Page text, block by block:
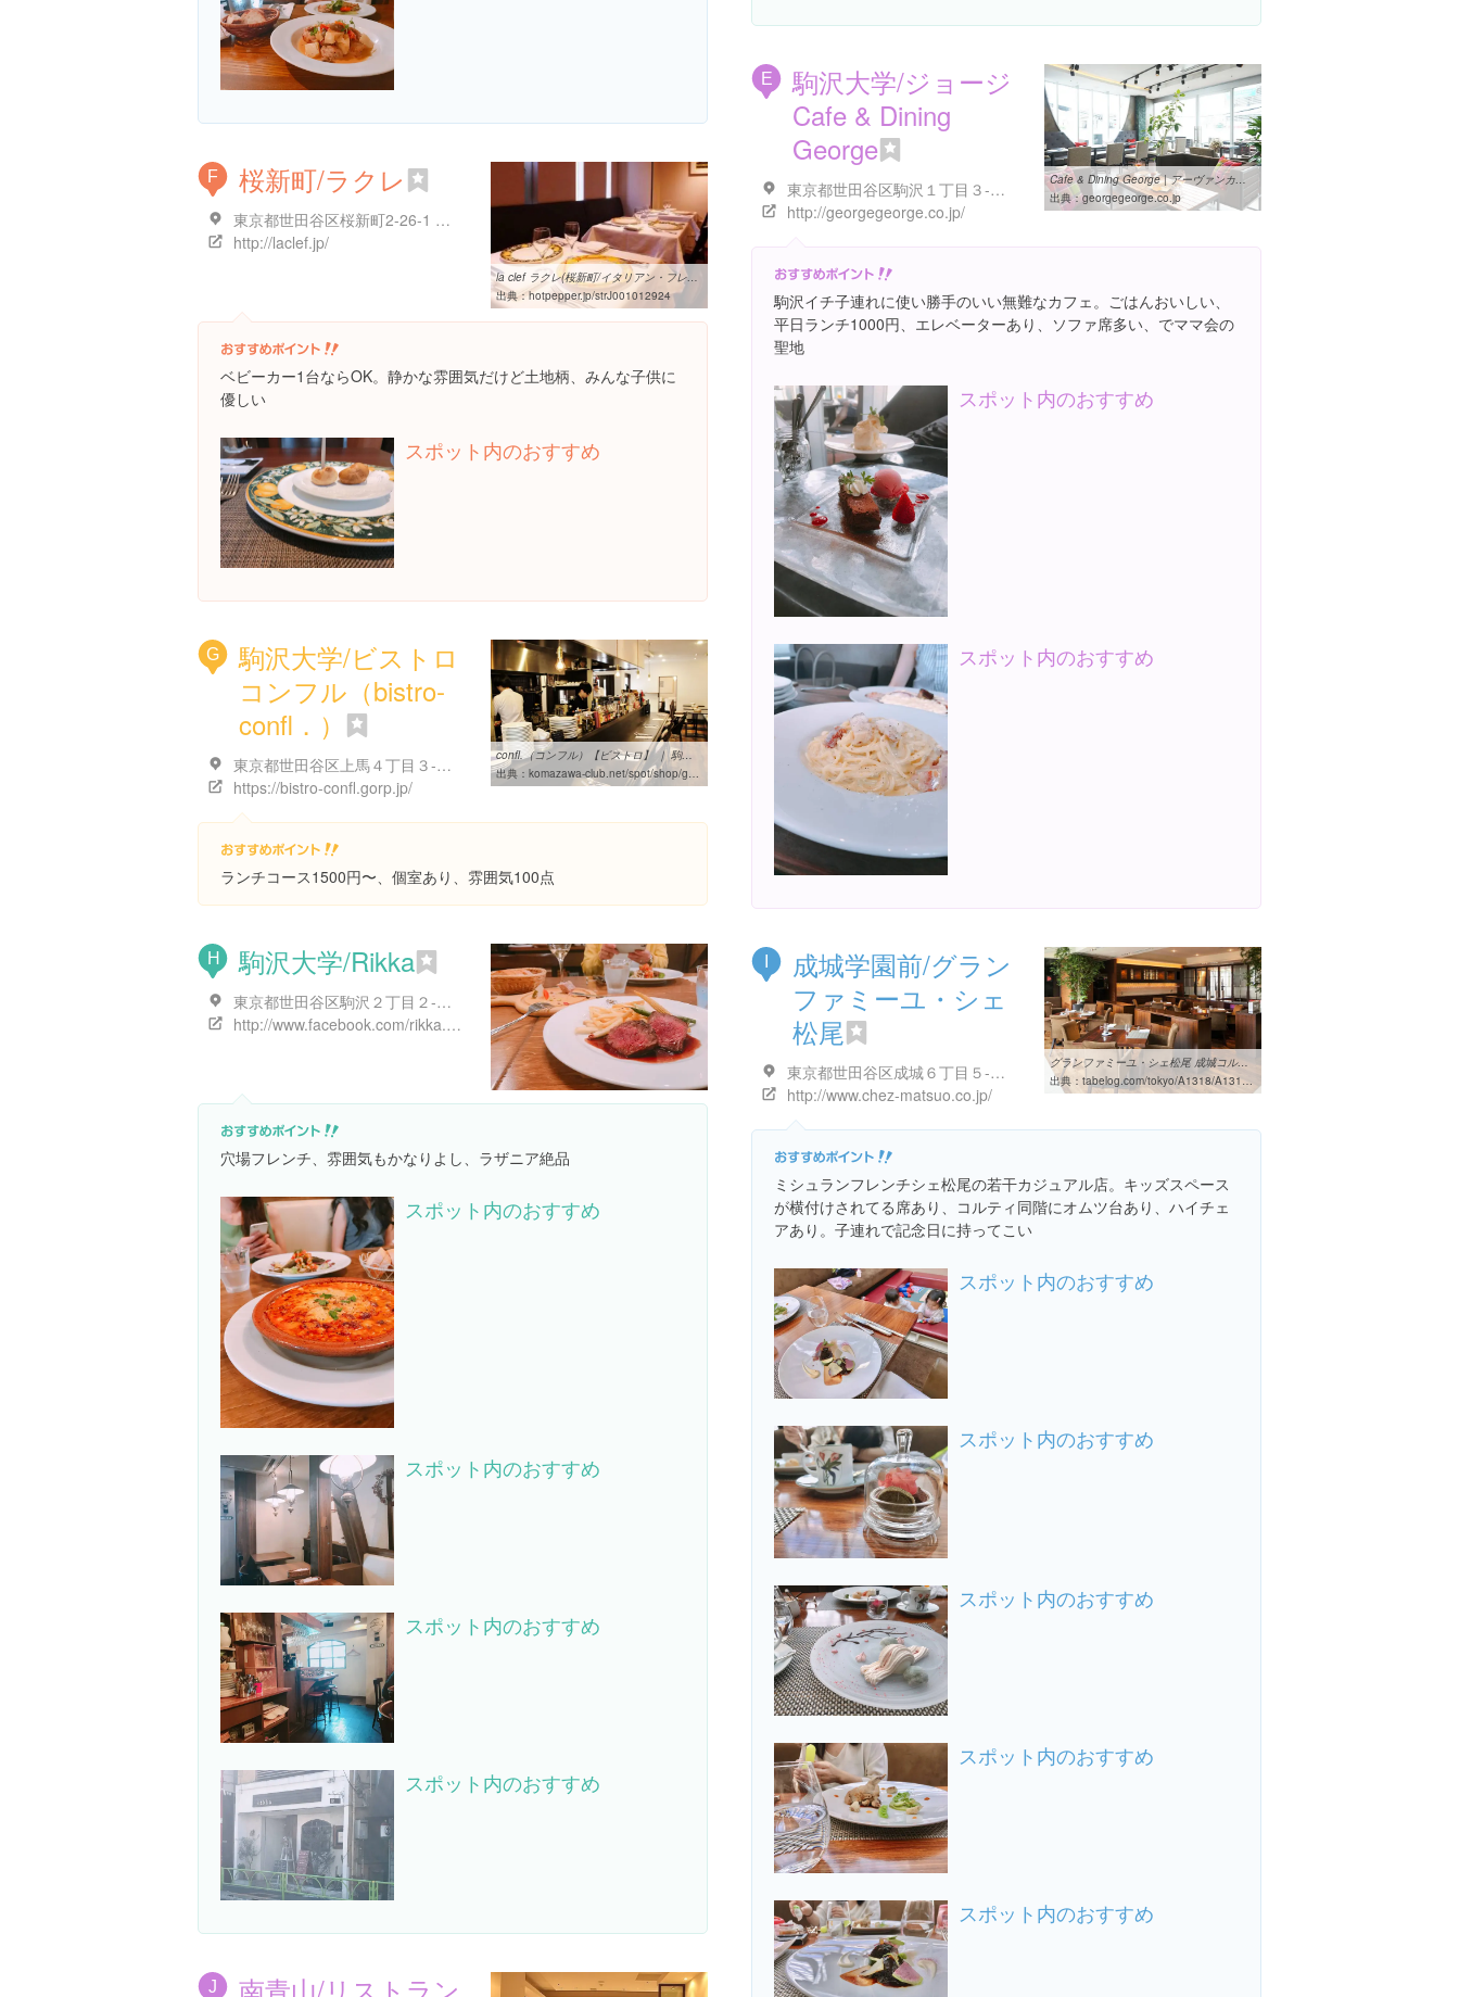
E
駒沢大学/ジョージ
Cafe & Dining
George
東京都世田谷区駒沢１丁目３-１ 2F
http://georgegeorge.co.jp/
Cafe & Dining George | アーヴァンカジュアルなカフェ＆ダイニング ...
出典：georgegeorge.co.jp
駒沢イチ子連れに使い勝手のいい無難なカフェ。ごはんおいしい、
平日ランチ1000円、エレベーターあり、ソファ席多い、でママ会の
聖地
スポット内のおすすめ
スポット内のおすすめ
F 桜新町/ラクレ
東京都世田谷区桜新町2-26-1 スカイハイツ広沢 1F
http://laclef.jp/
la clef ラクレ(桜新町/イタリアン・フレンチ)＜ネット予約可 ...
出典：hotpepper.jp/strJ001012924
ベビーカー1台ならOK。静かな雰囲気だけど土地柄、みんな子供に
優しい
スポット内のおすすめ
G
駒沢大学/ビストロ
コンフル（bistro‐
confl．）
東京都世田谷区上馬４丁目３-１５ 1F
https://bistro-confl.gorp.jp/
confl.（コンフル）【ビストロ】 ｜ 駒沢公園倶楽部
出典： komazawa-club.net/spot/shop/g_029.html
ランチコース1500円〜、個室あり、雰囲気100点
H 駒沢大学/Rikka
東京都世田谷区駒沢２丁目２-１７ 第２芳樹荘 １F
http://www.facebook.com/rikka.komazawa/
穴場フレンチ、雰囲気もかなりよし、ラザニア絶品
スポット内のおすすめ
スポット内のおすすめ
スポット内のおすすめ
スポット内のおすすめ
成城学園前/グラン
ファミーユ・シェ
松尾
東京都世田谷区成城６丁目５-３４ 成城コルティ ４階
http://www.chez-matsuo.co.jp/
グランファミーユ・シェ松尾 成城コルティ店 （GRAND-FAMILLE CHEZ ...
出典： tabelog.com/tokyo/A1318/A131814/13025575
ミシュランフレンチシェ松尾の若干カジュアル店。キッズスペース
が横付けされてる席あり、コルティ同階にオムツ台あり、ハイチェ
アあり。子連れで記念日に持ってこい
スポット内のおすすめ
スポット内のおすすめ
スポット内のおすすめ
スポット内のおすすめ
スポット内のおすすめ
J 南青山/リストラン